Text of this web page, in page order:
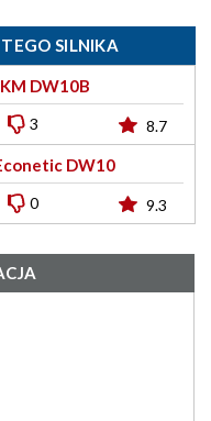
SILNIKA
DW10B
3 8.7
DW10
0 9.3